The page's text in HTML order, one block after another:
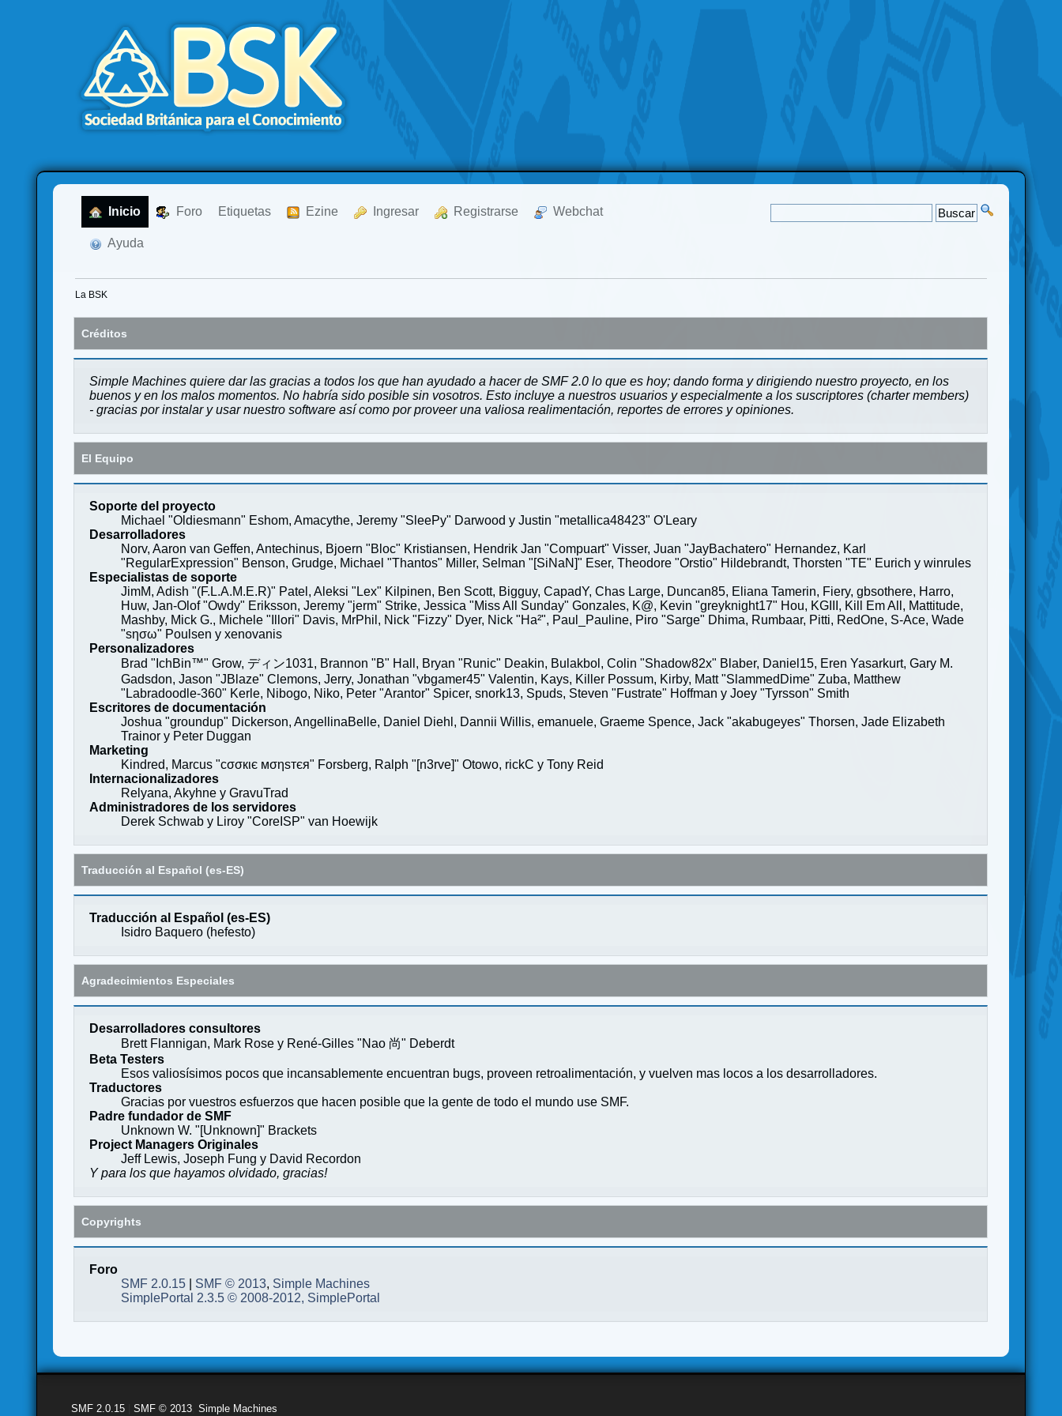
Inicio Foro Etiquetas Ezine Ingresar Registrarse Webchat
Ayuda
La BSK
Créditos
Simple Machines quiere dar las gracias a todos los que han ayudado a hacer de SMF 2.0 lo que es hoy; dando forma y dirigiendo nuestro proyecto, en los
buenos y en los malos momentos. No habría sido posible sin vosotros. Esto incluye a nuestros usuarios y especialmente a los suscriptores (charter members)
- gracias por instalar y usar nuestro software así como por proveer una valiosa realimentación, reportes de errores y opiniones.
El Equipo
Soporte del proyecto
Michael "Oldiesmann" Eshom, Amacythe, Jeremy "SleePy" Darwood y Justin "metallica48423" O'Leary
Desarrolladores
Norv, Aaron van Geffen, Antechinus, Bjoern "Bloc" Kristiansen, Hendrik Jan "Compuart" Visser, Juan "JayBachatero" Hernandez, Karl
"RegularExpression" Benson, Grudge, Michael "Thantos" Miller, Selman "[SiNaN]" Eser, Theodore "Orstio" Hildebrandt, Thorsten "TE" Eurich y winrules
Especialistas de soporte
JimM, Adish "(F.L.A.M.E.R)" Patel, Aleksi "Lex" Kilpinen, Ben Scott, Bigguy, CapadY, Chas Large, Duncan85, Eliana Tamerin, Fiery, gbsothere, Harro,
Huw, Jan-Olof "Owdy" Eriksson, Jeremy "jerm" Strike, Jessica "Miss All Sunday" Gonzales, K@, Kevin "greyknight17" Hou, KGIII, Kill Em All, Mattitude,
Mashby, Mick G., Michele "Illori" Davis, MrPhil, Nick "Fizzy" Dyer, Nick "Ha²", Paul_Pauline, Piro "Sarge" Dhima, Rumbaar, Pitti, RedOne, S-Ace, Wade
"sησω" Poulsen y xenovanis
Personalizadores
Brad "IchBin™" Grow, ディン1031, Brannon "B" Hall, Bryan "Runic" Deakin, Bulakbol, Colin "Shadow82x" Blaber, Daniel15, Eren Yasarkurt, Gary M.
Gadsdon, Jason "JBlaze" Clemons, Jerry, Jonathan "vbgamer45" Valentin, Kays, Killer Possum, Kirby, Matt "SlammedDime" Zuba, Matthew
"Labradoodle-360" Kerle, Nibogo, Niko, Peter "Arantor" Spicer, snork13, Spuds, Steven "Fustrate" Hoffman y Joey "Tyrsson" Smith
Escritores de documentación
Joshua "groundup" Dickerson, AngellinaBelle, Daniel Diehl, Dannii Willis, emanuele, Graeme Spence, Jack "akabugeyes" Thorsen, Jade Elizabeth
Trainor y Peter Duggan
Marketing
Kindred, Marcus "cσσкιє мσηѕтєя" Forsberg, Ralph "[n3rve]" Otowo, rickC y Tony Reid
Internacionalizadores
Relyana, Akyhne y GravuTrad
Administradores de los servidores
Derek Schwab y Liroy "CoreISP" van Hoewijk
Traducción al Español (es-ES)
Traducción al Español (es-ES)
Isidro Baquero (hefesto)
Agradecimientos Especiales
Desarrolladores consultores
Brett Flannigan, Mark Rose y René-Gilles "Nao 尚" Deberdt
Beta Testers
Esos valiosísimos pocos que incansablemente encuentran bugs, proveen retroalimentación, y vuelven mas locos a los desarrolladores.
Traductores
Gracias por vuestros esfuerzos que hacen posible que la gente de todo el mundo use SMF.
Padre fundador de SMF
Unknown W. "[Unknown]" Brackets
Project Managers Originales
Jeff Lewis, Joseph Fung y David Recordon
Y para los que hayamos olvidado, gracias!
Copyrights
Foro
SMF 2.0.15
SMF © 2013, Simple Machines
SimplePortal 2.3.5 © 2008-2012, SimplePortal
SMF 2.0.15 |SMF © 2013 ,Simple Machines